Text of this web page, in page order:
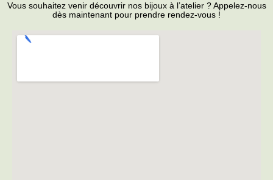
Vous souhaitez venir découvrir nos bijoux à l’atelier ? Appelez-nous
dès maintenant pour prendre rendez-vous !